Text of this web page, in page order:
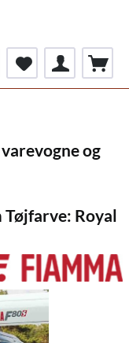
og
Tøjfarve: Royal